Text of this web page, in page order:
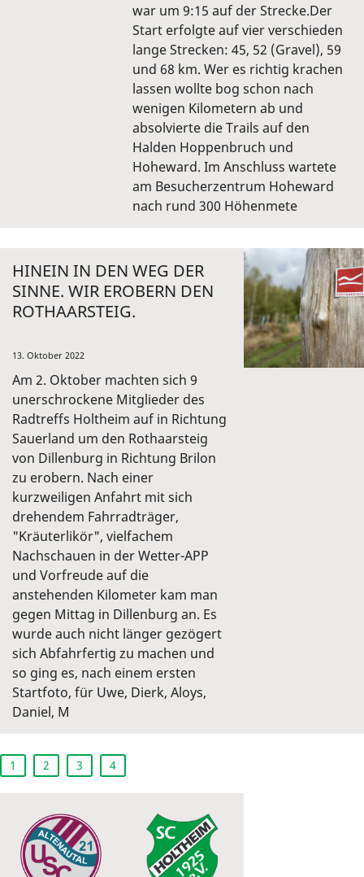
war um 9:15 auf der Strecke.Der
Start erfolgte auf vier verschieden
lange Strecken: 45, 52 (Gravel), 59
und 68 km. Wer es richtig krachen
lassen wollte bog schon nach
wenigen Kilometern ab und
absolvierte die Trails auf den
Halden Hoppenbruch und
Hoheward. Im Anschluss wartete
am Besucherzentrum Hoheward
nach rund 300 Höhenmete
HINEIN IN DEN WEG DER
SINNE. WIR EROBERN DEN
ROTHAARSTEIG.
13. Oktober 2022
Am 2. Oktober machten sich 9
unerschrockene Mitglieder des
Radtreffs Holtheim auf in Richtung
Sauerland um den Rothaarsteig
von Dillenburg in Richtung Brilon
zu erobern. Nach einer
kurzweiligen Anfahrt mit sich
drehendem Fahrradträger,
"Kräuterlikör", vielfachem
Nachschauen in der Wetter-APP
und Vorfreude auf die
anstehenden Kilometer kam man
gegen Mittag in Dillenburg an. Es
wurde auch nicht länger gezögert
sich Abfahrfertig zu machen und
so ging es, nach einem ersten
Startfoto, für Uwe, Dierk, Aloys,
Daniel, M
1 2 3 4